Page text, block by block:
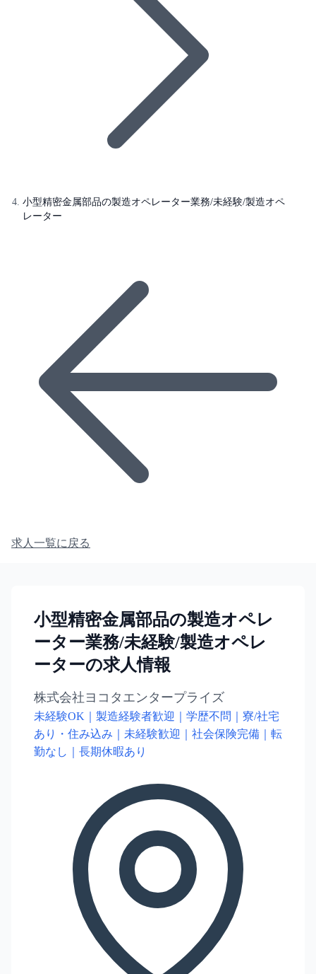
小型精密金属部品の製造オペレーター業務/未経験/製造オペ
レーター
求人一覧に戻る
小型精密金属部品の製造オペレ
ーター業務/未経験/製造オペレ
ーターの求人情報
株式会社ヨコタエンタープライズ
未経験OK｜製造経験者歓迎｜学歴不問｜寮/社宅
あり・住み込み｜未経験歓迎｜社会保険完備｜転
勤なし｜長期休暇あり